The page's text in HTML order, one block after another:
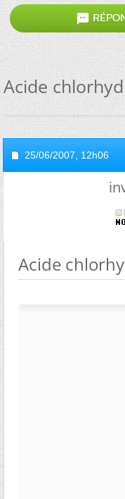

Acide
25/06/2007, 12h06
Acide